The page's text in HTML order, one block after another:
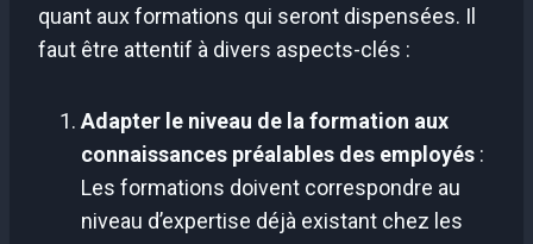
quant aux formations qui seront dispensées. Il
faut être attentif à divers aspects-clés :
Adapter le niveau de la formation aux
connaissances préalables des employés :
Les formations doivent correspondre au
niveau d’expertise déjà existant chez les